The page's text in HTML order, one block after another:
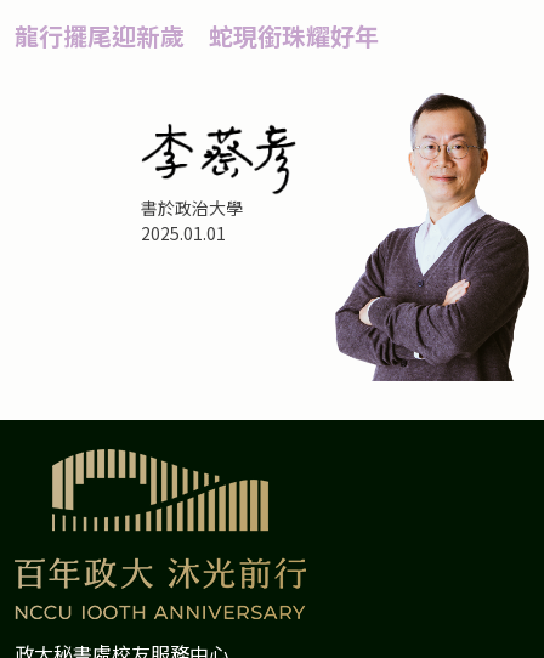
龍行擺尾迎新歲 蛇現銜珠耀好年
書於政治大學
2025.01.01